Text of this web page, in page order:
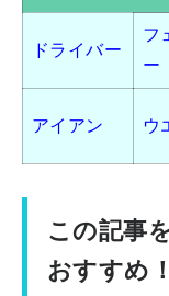
ドライバー
フ
ー
アイアン ウ
この記事
おすすめ！